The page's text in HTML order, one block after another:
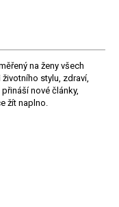
na ženy všech
stylu, zdraví,
nové články,
žít naplno.